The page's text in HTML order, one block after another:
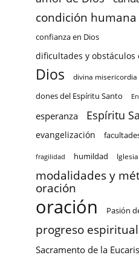
condición humana
confianza en Dios
dificultades y obstáculos
Dios divina misericordia
dones del Espíritu Santo
esperanza Espíritu
evangelización
fragilidad humildad Iglesia
modalidades y
oración
oración Pasión
progreso espiritual
Sacramento de la